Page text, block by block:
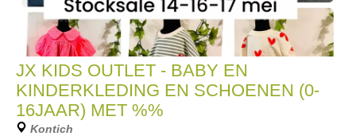
JX KIDS OUTLET - BABY EN
KINDERKLEDING EN SCHOENEN (0-
16JAAR) MET %%
Kontich